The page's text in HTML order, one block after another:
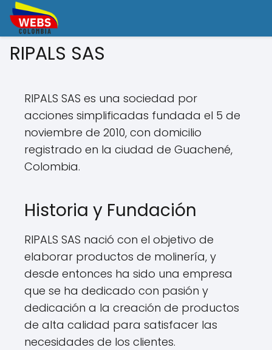
RIPALS SAS
RIPALS SAS es una sociedad por
acciones simplificadas fundada el 5 de
noviembre de 2010, con domicilio
registrado en la ciudad de Guachené,
Colombia.
Historia y Fundación
RIPALS SAS nació con el objetivo de
elaborar productos de molinería, y
desde entonces ha sido una empresa
que se ha dedicado con pasión y
dedicación a la creación de productos
de alta calidad para satisfacer las
necesidades de los clientes.